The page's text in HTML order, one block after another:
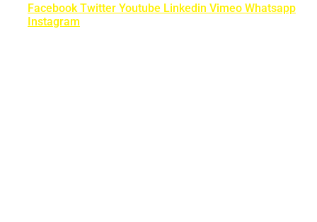
Facebook Twitter Youtube Linkedin Vimeo Whatsapp
Instagram